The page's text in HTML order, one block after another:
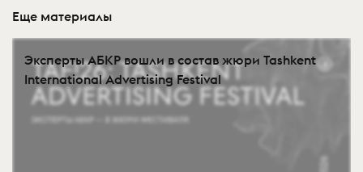
Еще материалы
Эксперты АБКР вошли в состав жюри Tashkent
International Advertising Festival